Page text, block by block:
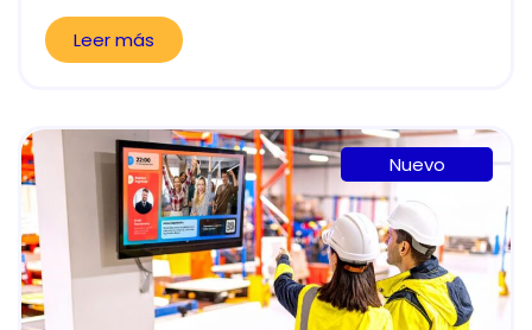
Leer más
Nuevo